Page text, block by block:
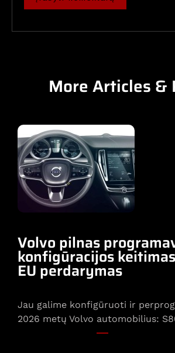
More Articles &
Volvo pilnas
konfigūracijos
EU perdarymas
Jau galime konfigūruoti ir
2026 metų Volvo automobilius: